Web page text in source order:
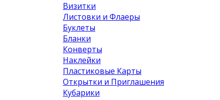
Визитки
Листовки и Флаеры
Буклеты
Бланки
Конверты
Наклейки
Пластиковые Карты
Открытки и Приглашения
Кубарики